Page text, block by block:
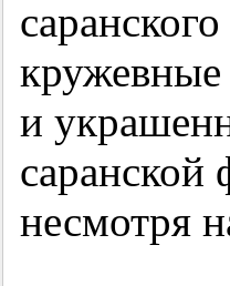
и
несмотря